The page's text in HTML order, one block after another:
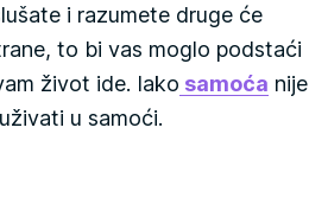
i razumete druge će
to bi vas moglo podstaći
život ide. Iako samoća nije
u samoći.